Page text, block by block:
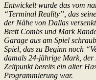
Entwickelt wurde das vom
“Terminal Reality”, das
der Nähe von Dallas
Brett Combs und Mark
Garage aus am Spiel
Spiel, das zu Beginn noch
damals 24-jährige Mark, der
Zeitpunkt bereits ein alter
Programmierung war.